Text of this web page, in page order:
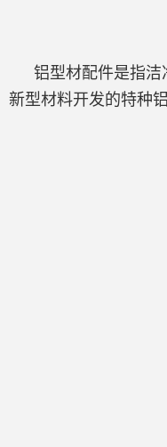
铝型材配件是指
新型材料开发的特种铝